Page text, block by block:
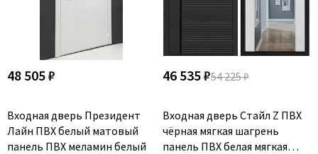
48 505 ₽
Входная дверь Президент
Лайн ПВХ белый матовый
панель ПВХ меламин белый
46 535 ₽54 225 ₽
Входная дверь Стайл Z ПВХ
чёрная мягкая шагрень
панель ПВХ белая мягкая